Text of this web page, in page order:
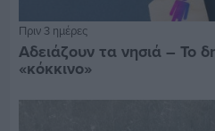
Πριν 3 ημέρες
Αδειάζουν τα νησιά – Το
«κόκκινο»